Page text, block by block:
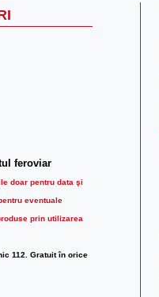
feroviar
doar pentru data şi
eventuale
prin utilizarea
112. Gratuit în orice